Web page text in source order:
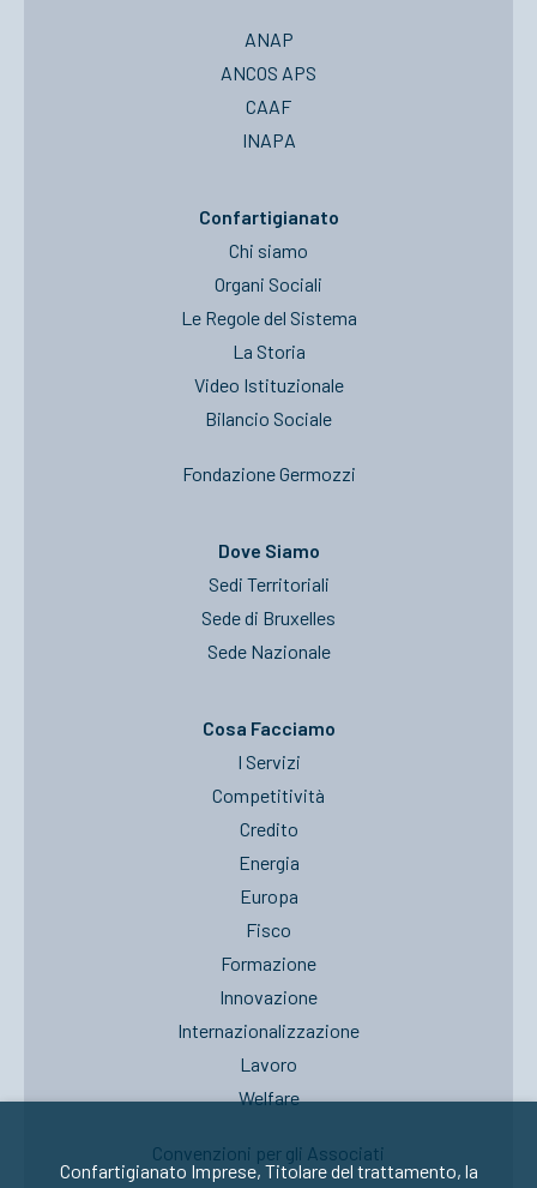
ANAP
ANCOS APS
CAAF
INAPA
Confartigianato
Chi siamo
Organi Sociali
Le Regole del Sistema
La Storia
Video Istituzionale
Bilancio Sociale
Fondazione Germozzi
Dove Siamo
Sedi Territoriali
Sede di Bruxelles
Sede Nazionale
Cosa Facciamo
I Servizi
Competitività
Credito
Energia
Europa
Fisco
Formazione
Innovazione
Internazionalizzazione
Lavoro
Welfare
Convenzioni per gli Associati
Confartigianato Imprese, Titolare del trattamento, la